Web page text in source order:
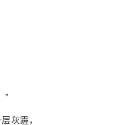
”
灰霾，
补课？” “嗯。” 洛天
爸，你今天回来的挺早
霾， “最近闹事的有点
道吗？” “嗯，我会
间门合上，洛羽耀再一
纸他可是费了不少功